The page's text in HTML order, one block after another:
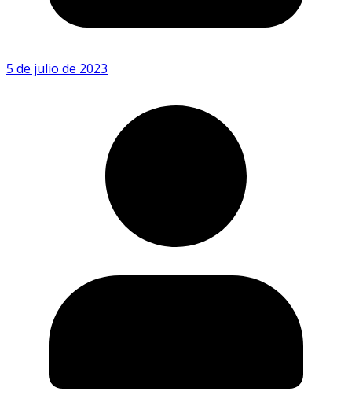
5 de julio de 2023